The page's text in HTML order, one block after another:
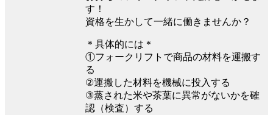
す！
資格を生かして一緒に働きませんか？
＊具体的には＊
①フォークリフトで商品の材料を運搬す
る
②運搬した材料を機械に投入する
③蒸された米や茶葉に異常がないかを確
認（検査）する